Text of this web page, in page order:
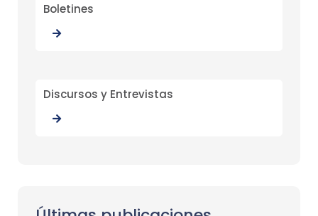
Boletines
Discursos y Entrevistas